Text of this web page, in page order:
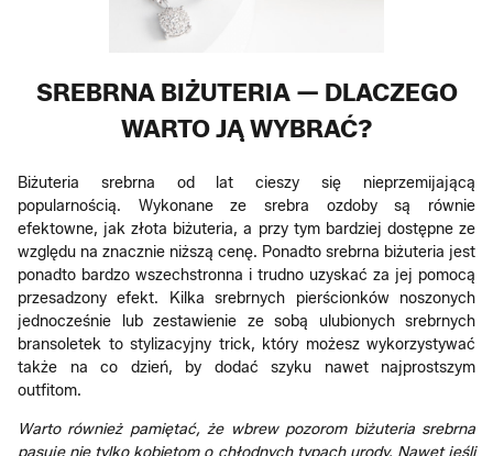
SREBRNA BIŻUTERIA — DLACZEGO
WARTO JĄ WYBRAĆ?
Biżuteria srebrna od lat cieszy się nieprzemijającą
popularnością. Wykonane ze srebra ozdoby są równie
efektowne, jak złota biżuteria, a przy tym bardziej dostępne ze
względu na znacznie niższą cenę. Ponadto srebrna biżuteria jest
ponadto bardzo wszechstronna i trudno uzyskać za jej pomocą
przesadzony efekt. Kilka srebrnych pierścionków noszonych
jednocześnie lub zestawienie ze sobą ulubionych srebrnych
bransoletek to stylizacyjny trick, który możesz wykorzystywać
także na co dzień, by dodać szyku nawet najprostszym
outfitom.
Warto również pamiętać, że wbrew pozorom biżuteria srebrna
pasuje nie tylko kobietom o chłodnych typach urody. Nawet jeśli